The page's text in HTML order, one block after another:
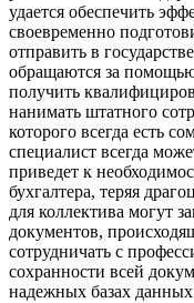
удается обеспечить
своевременно
отправить в
обращаются за
получить
нанимать штатного
которого всегда есть
специалист всегда
приведет к
бухгалтера, теряя
для коллектива могут
документов,
сотрудничать с
сохранности всей
надежных базах